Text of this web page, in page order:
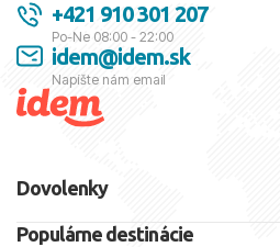
+421 910 301 207
Po-Ne 08:00 - 22:00
idem@idem.sk
Napíšte nám email
Dovolenky
Populárne destinácie